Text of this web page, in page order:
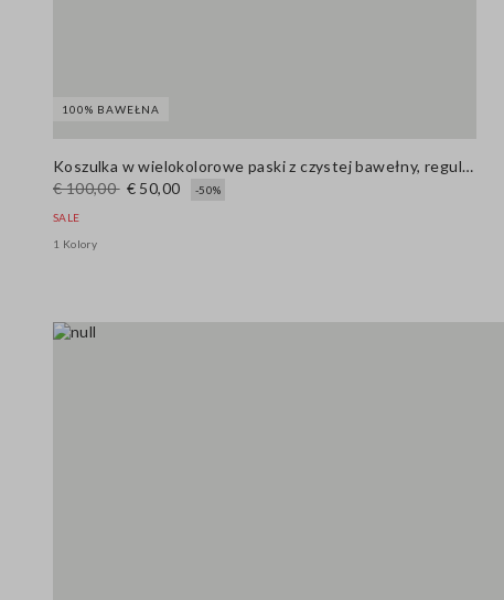
100% BAWEŁNA
Koszulka w wielokolorowe paski z czystej bawełny, regular fit
€ 100,00 € 50,00 -50%
SALE
1 Kolory